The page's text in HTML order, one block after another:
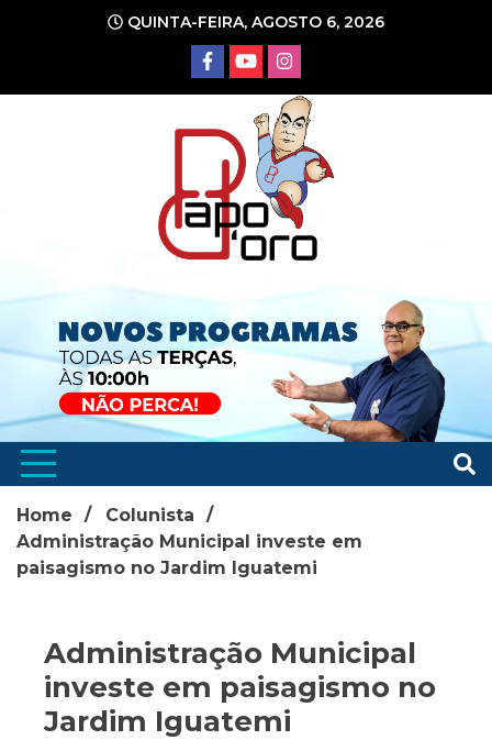
conteúdo
QUINTA-FEIRA, AGOSTO 6, 2026
Home
Colunista
Administração Municipal investe em
paisagismo no Jardim Iguatemi
Administração Municipal
investe em paisagismo no
Jardim Iguatemi